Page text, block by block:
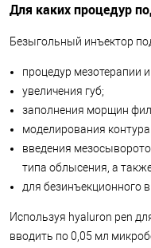
Для каких процедур
Безыгольный инъектор
процедур мезотерапии
увеличения губ;
заполнения морщин
моделирования
введения
типа облысения, а
для безинъекционного
Используя hyaluron pen
вводить по 0,05 мл